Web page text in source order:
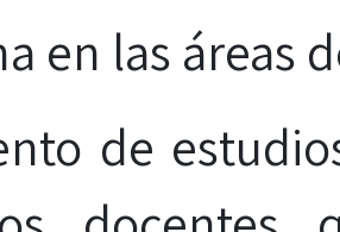
en las áreas
de